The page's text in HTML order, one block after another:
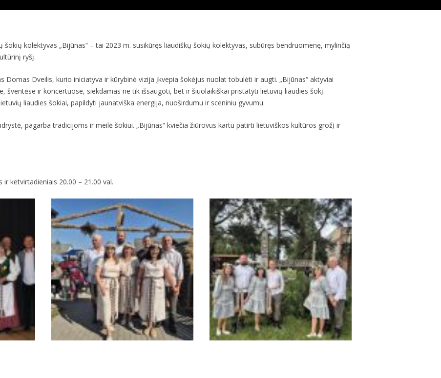
kolektyvas „Bijūnas“ – tai 2023 m. susikūręs liaudiškų šokių kolektyvas, subūręs bendruomenę, mylinčią
ryšį.
Domas Dveilis, kurio iniciatyva ir kūrybinė vizija įkvepia šokėjus nuolat tobulėti ir augti. „Bijūnas“ aktyviai
šventėse ir koncertuose, siekdamas ne tik išsaugoti, bet ir šiuolaikiškai pristatyti lietuvių liaudies šokį.
liaudies šokiai, papildyti jaunatviška energija, nuoširdumu ir sceniniu gyvumu.
pagarba tradicijoms ir meilė šokiui. „Bijūnas“ kviečia žiūrovus kartu patirti lietuviškos kultūros grožį ir
ir ketvirtadieniais 20.00 – 21.00 val.